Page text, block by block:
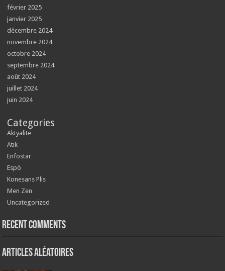
février 2025
janvier 2025
décembre 2024
novembre 2024
octobre 2024
septembre 2024
août 2024
juillet 2024
juin 2024
Categories
Aktyalite
Atik
Enfostar
Espò
Konesans Plis
Men Zen
Uncategorized
Recent Comments
Articles aléatoires